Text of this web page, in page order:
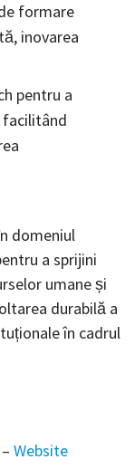
formare
inovarea
pentru a
domeniul
a sprijini
umane și
durabilă a
în cadrul
Website